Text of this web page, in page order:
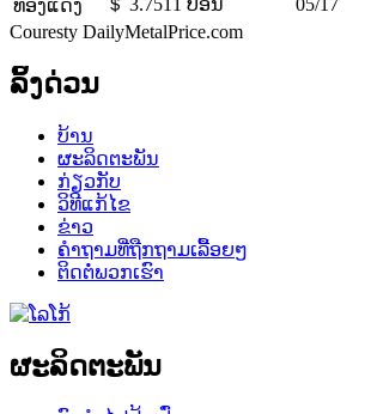
ທອງແດງ
＄ 3.7511 ປອນ
05/17
Couresty DailyMetalPrice.com
ລິ້ງດ່ວນ
ບ້ານ
ຜະລິດຕະພັນ
ກ່ຽວກັບ
ວິທີແກ້ໄຂ
ຂ່າວ
ຄຳຖາມທີ່ຖືກຖາມເລື້ອຍໆ
ຕິດຕໍ່ພວກເຮົາ
ຜະລິດຕະພັນ